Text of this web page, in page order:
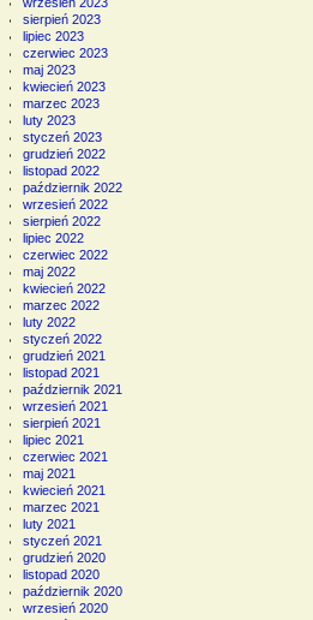
sierpień 2023
lipiec 2023
czerwiec 2023
maj 2023
kwiecień 2023
marzec 2023
luty 2023
styczeń 2023
grudzień 2022
listopad 2022
październik 2022
wrzesień 2022
sierpień 2022
lipiec 2022
czerwiec 2022
maj 2022
kwiecień 2022
marzec 2022
luty 2022
styczeń 2022
grudzień 2021
listopad 2021
październik 2021
wrzesień 2021
sierpień 2021
lipiec 2021
czerwiec 2021
maj 2021
kwiecień 2021
marzec 2021
luty 2021
styczeń 2021
grudzień 2020
listopad 2020
październik 2020
wrzesień 2020